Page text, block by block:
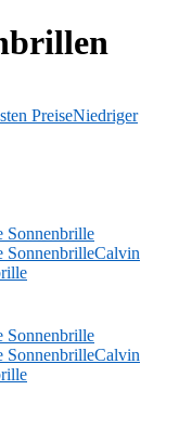
PreiseNiedriger
Calvin
Calvin